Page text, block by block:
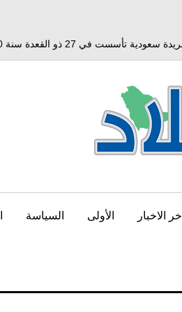
اخر الاخبار الأولى السياسة